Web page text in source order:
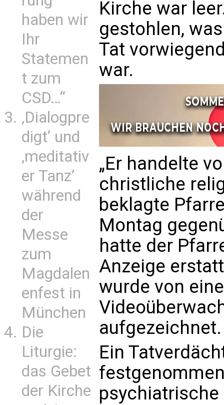
haben wir
Ihr
Statemen
t zum
CSD…“
‚Dialogpre
digt‘ und
‚meditativ
er Tanz’
während
der
Messe
zum
Magdalen
enfest in
München
Die
Liturgie:
das Gebet
der Kirche
Kirche war
gestohlen,
Tat
war.
„Er handelte
christliche
beklagte
Montag
hatte der
Anzeige
wurde von
aufgezeichnet.
Ein